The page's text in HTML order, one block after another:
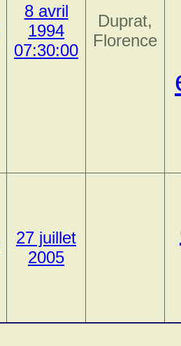
8 avril
1994
07:30:00
Duprat,
Florence
27 juillet
2005